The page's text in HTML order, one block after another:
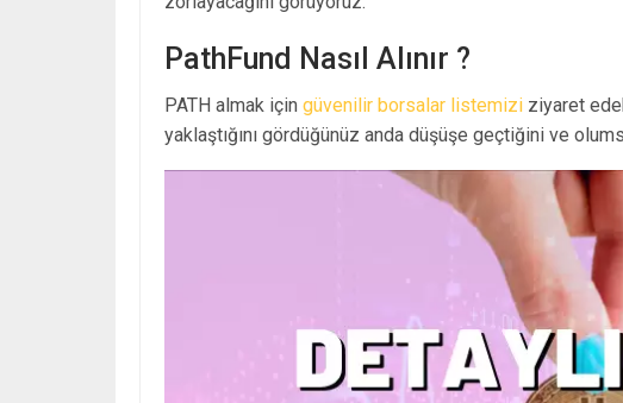
PathFund Nasıl Alınır ?
PATH almak için güvenilir borsalar listemizi ziyaret
yaklaştığını gördüğünüz anda düşüşe geçtiğini ve